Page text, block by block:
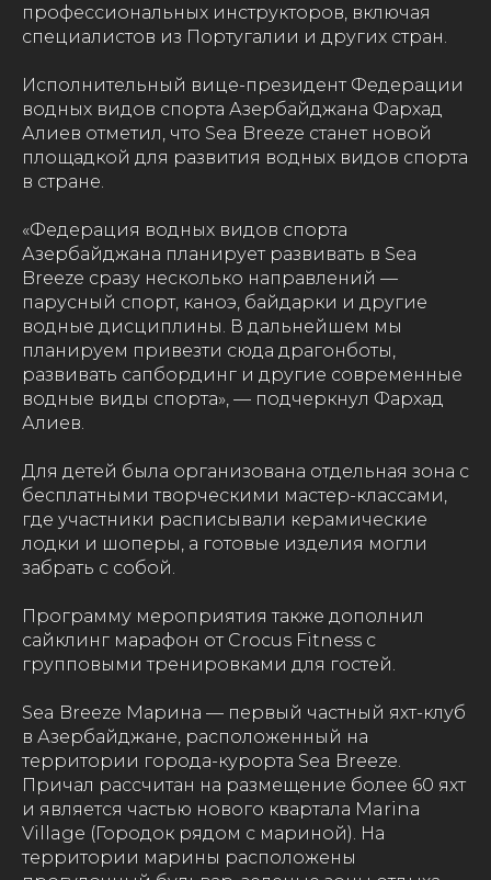
профессиональных инструкторов, включая
специалистов из Португалии и других стран.
Исполнительный вице-президент Федерации
водных видов спорта Азербайджана Фархад
Алиев отметил, что Sea Breeze станет новой
площадкой для развития водных видов спорта
в стране.
«Федерация водных видов спорта
Азербайджана планирует развивать в Sea
Breeze сразу несколько направлений —
парусный спорт, каноэ, байдарки и другие
водные дисциплины. В дальнейшем мы
планируем привезти сюда драгонботы,
развивать сапбординг и другие современные
водные виды спорта», — подчеркнул Фархад
Алиев.
Для детей была организована отдельная зона с
бесплатными творческими мастер-классами,
где участники расписывали керамические
лодки и шоперы, а готовые изделия могли
забрать с собой.
Программу мероприятия также дополнил
сайклинг марафон от Crocus Fitness с
групповыми тренировками для гостей.
Sea Breeze Марина — первый частный яхт-клуб
в Азербайджане, расположенный на
территории города-курорта Sea Breeze.
Причал рассчитан на размещение более 60 яхт
и является частью нового квартала Marina
Village (Городок рядом с мариной). На
территории марины расположены